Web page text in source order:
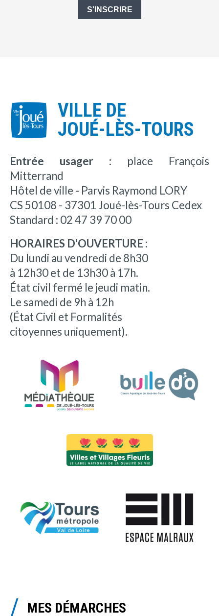
S'INSCRIRE
VILLE DE
JOUÉ-LÈS-TOURS
Entrée usager : place François
Mitterrand
Hôtel de ville - Parvis Raymond LORY
CS 50108 - 37301 Joué-lès-Tours Cedex
Standard : 02 47 39 70 00
HORAIRES D'OUVERTURE :
Du lundi au vendredi de 8h30
à 12h30 et de 13h30 à 17h.
État civil fermé le jeudi matin.
Le samedi de 9h à 12h
(État Civil et Formalités
citoyennes uniquement).
MES DÉMARCHES